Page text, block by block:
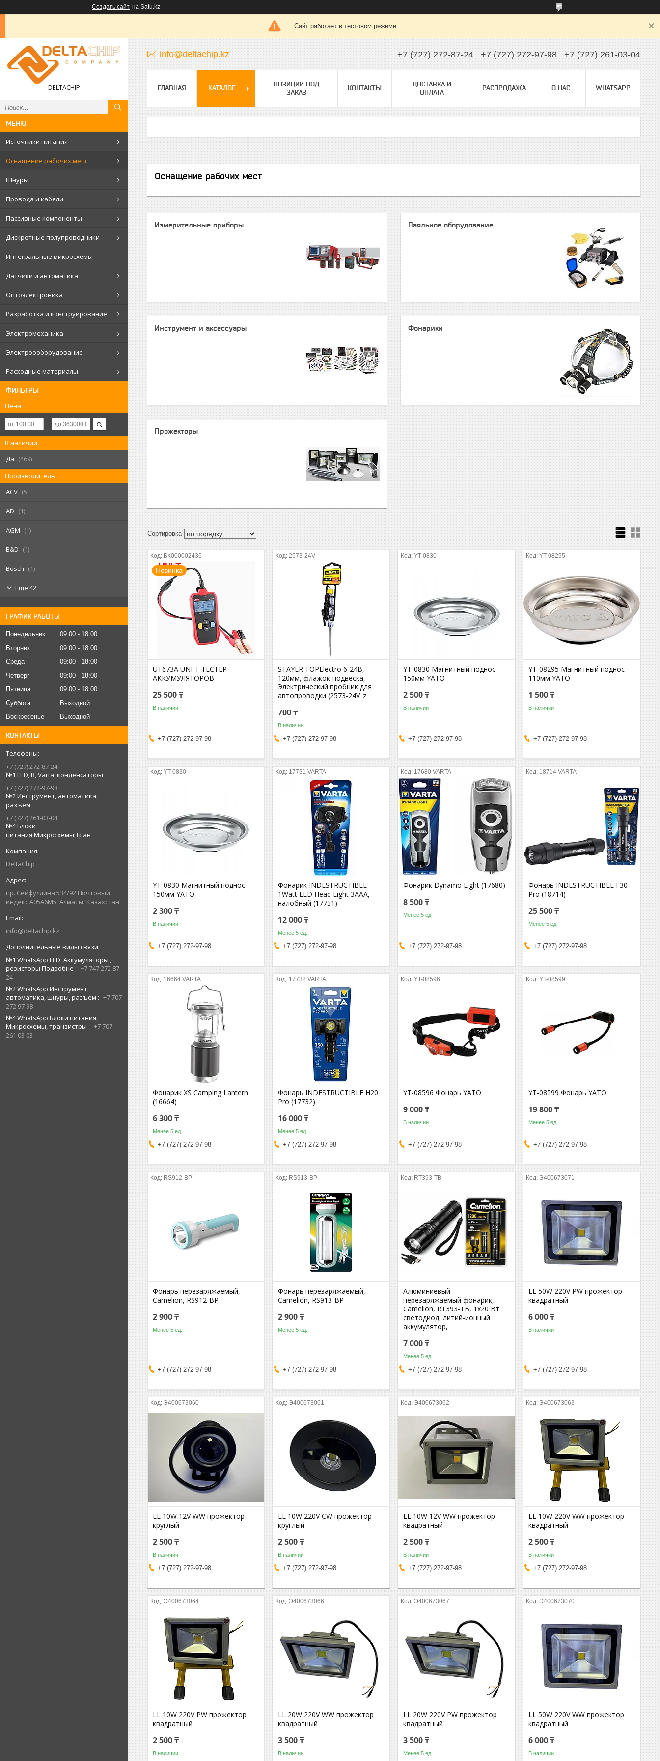
Создать сайт на Satu.kz
Сайт работает в тестовом режиме.
DELTACHIP
Источники питания
Оснащение рабочих мест
Шнуры
Провода и кабели
Пассивные компоненты
Дискретные полупроводники
Интегральные микросхемы
Датчики и автоматика
Оптоэлектроника
Разработка и конструирование
Электромеханика
Электроооборудование
Расходные материалы
ФИЛЬТРЫ
Цена
В наличии
Да
469
Производитель
ACV
5
AD 1
AGM 1
B&D 1
Bosch 1
Еще 42
ГРАФИК РАБОТЫ
Понедельник 09:00
18:00
Вторник
09:00
18:00
Среда
09:00
18:00
Четверг
09:00
18:00
Пятница
09:00
18:00
Суббота
Выходной
Воскресенье
Выходной
КОНТАКТЫ
+7 (727) 272-87-24
№1 LED, R, Varta, конденсаторы
+7 (727) 272-97-98
№2 Инструмент, автоматика,
разъем
+7 (727) 261-03-04
№4 Блоки
питания,Микросхемы,Тран
DeltaChip
пр. Сейфуллина 534/92 Почтовый
индекс A05A6M5, Алматы, Казахстан
info@deltachip.kz
№1 WhatsApp LED, Аккумуляторы ,
резисторы Подробне
+7 747 272 87
24
№2 WhatsApp Инструмент,
автоматика, шнуры, разъем
+7 707
272 97 98
№4 WhatsApp Блоки питания,
Микросхемы, транзистры
+7 707
261 03 03
info@deltachip.kz +7 (727) 272-87-24 +7 (727) 272-97-98 +7 (727) 261-03-04
ГЛАВНАЯ КАТАЛОГ
ПОЗИЦИИ ПОД
ЗАКАЗ
КОНТАКТЫ
ДОСТАВКА И
ОПЛАТА
РАСПРОДАЖА О НАС WHATSAPP
Оснащение рабочих мест
Измерительные приборы Паяльное оборудование
Инструмент и аксессуары Фонарики
Прожекторы
БК000002436
Новинка
UT673A UNI-T ТЕСТЕР
АККУМУЛЯТОРОВ
25 500 ₸
В наличии
+7 (727) 272-97-98
2573-24V
STAYER TOPElectro 6-24В,
120мм, флажок-подвеска,
Электрический пробник для
автопроводки (2573-24V_z
700 ₸
В наличии
+7 (727) 272-97-98
YT-0830
YT-0830 Магнитный поднос
150мм YATO
2 500 ₸
В наличии
+7 (727) 272-97-98
YT-08295
YT-08295 Магнитный поднос
110мм YATO
1 500 ₸
В наличии
+7 (727) 272-97-98
YT-0830
YT-0830 Магнитный поднос
150мм YATO
2 300 ₸
В наличии
+7 (727) 272-97-98
17731 VARTA
Фонарик INDESTRUCTIBLE
1Watt LED Head Light 3AAA,
налобный (17731)
12 000 ₸
Менее 5 ед.
+7 (727) 272-97-98
17680 VARTA
Фонарик Dynamo Light (17680)
8 500 ₸
Менее 5 ед.
+7 (727) 272-97-98
18714 VARTA
Фонарь INDESTRUCTIBLE F30
Pro (18714)
25 500 ₸
Менее 5 ед.
+7 (727) 272-97-98
16664 VARTA
Фонарик XS Camping Lantern
(16664)
6 300 ₸
Менее 5 ед.
+7 (727) 272-97-98
17732 VARTA
Фонарь INDESTRUCTIBLE H20
Pro (17732)
16 000 ₸
Менее 5 ед.
+7 (727) 272-97-98
YT-08596
YT-08596 Фонарь YATO
9 000 ₸
В наличии
+7 (727) 272-97-98
YT-08599
YT-08599 Фонарь YATO
19 800 ₸
Менее 5 ед.
+7 (727) 272-97-98
RS912-BP
Фонарь перезаряжаемый,
Camelion, RS912-BP
2 900 ₸
Менее 5 ед.
+7 (727) 272-97-98
RS913-BP
Фонарь перезаряжаемый,
Camelion, RS913-BP
2 900 ₸
Менее 5 ед.
+7 (727) 272-97-98
RT393-TB
Алюминиевый
перезаряжаемый фонарик,
Camelion, RT393-TB, 1x20 Вт
светодиод, литий-ионный
аккумулятор,
7 000 ₸
Менее 5 ед.
+7 (727) 272-97-98
Э400673071
LL 50W 220V PW прожектор
квадратный
6 000 ₸
В наличии
+7 (727) 272-97-98
Э400673060
LL 10W 12V WW прожектор
круглый
2 500 ₸
В наличии
+7 (727) 272-97-98
Э400673061
LL 10W 220V CW прожектор
круглый
2 500 ₸
В наличии
+7 (727) 272-97-98
Э400673062
LL 10W 12V WW прожектор
квадратный
2 500 ₸
В наличии
+7 (727) 272-97-98
Э400673063
LL 10W 220V WW прожектор
квадратный
2 500 ₸
В наличии
+7 (727) 272-97-98
Э400673064
LL 10W 220V PW прожектор
квадратный
2 500 ₸
В наличии
Э400673066
LL 20W 220V WW прожектор
квадратный
3 500 ₸
В наличии
Э400673067
LL 20W 220V PW прожектор
квадратный
3 500 ₸
Менее 5 ед.
Э400673070
LL 50W 220V WW прожектор
квадратный
6 000 ₸
В наличии